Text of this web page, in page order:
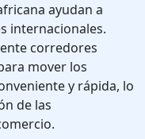
ayudan a
internacionales.
corredores
mover los
y rápida, lo
de las